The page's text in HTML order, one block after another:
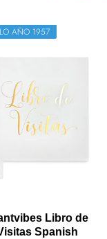
AÑO 1957
Libro de
Spanish